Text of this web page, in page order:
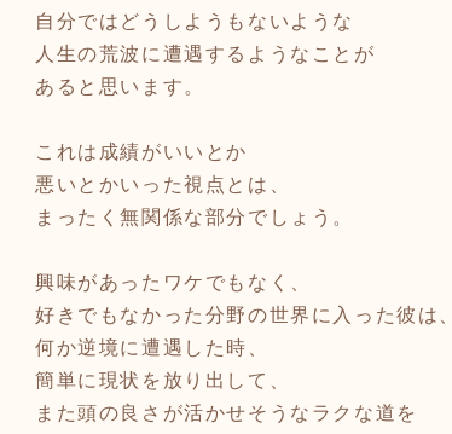
自分ではどうしようもないような
人生の荒波に遭遇するようなことが
あると思います。
これは成績がいいとか
悪いとかいった視点とは、
まったく無関係な部分でしょう。
興味があったワケでもなく、
好きでもなかった分野の世界に入った彼は、
何か逆境に遭遇した時、
簡単に現状を放り出して、
また頭の良さが活かせそうなラクな道を